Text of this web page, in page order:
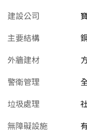
建設公司
主要結構
外牆建材
警衛管理
垃圾處理
無障礙設施